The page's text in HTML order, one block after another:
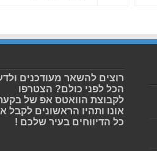
רוצים להשאר מעודכנים
הכל לפני כולם? הצטרפו
לקבוצת הוואטס אפ של
אונו ותהיו הראשונים לקבל
כל הדיווחים בעיר שלכם !